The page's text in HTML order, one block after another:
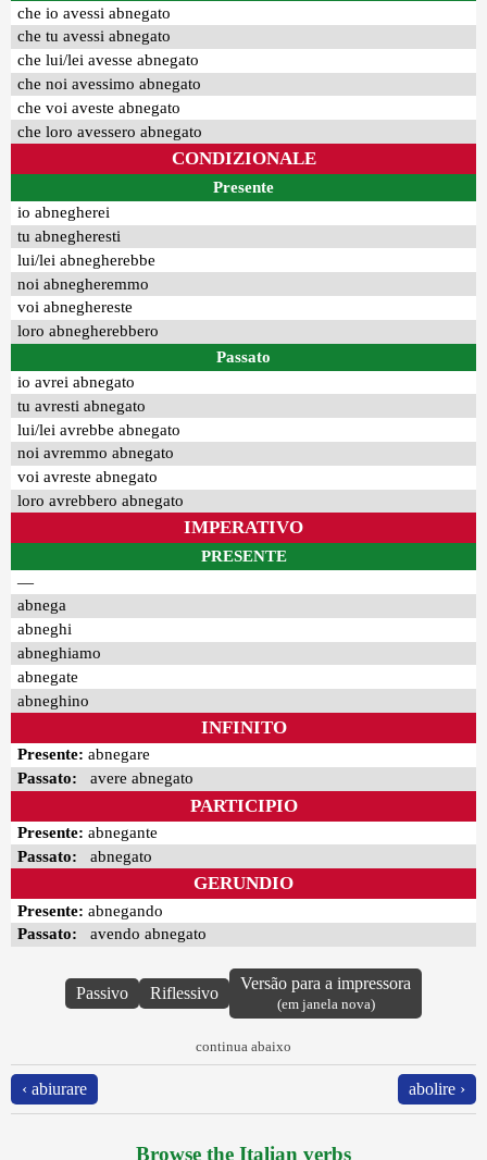
che io avessi abnegato
che tu avessi abnegato
che lui/lei avesse abnegato
che noi avessimo abnegato
che voi aveste abnegato
che loro avessero abnegato
CONDIZIONALE
Presente
io abnegherei
tu abnegheresti
lui/lei abnegherebbe
noi abnegheremmo
voi abneghereste
loro abnegherebbero
Passato
io avrei abnegato
tu avresti abnegato
lui/lei avrebbe abnegato
noi avremmo abnegato
voi avreste abnegato
loro avrebbero abnegato
IMPERATIVO
PRESENTE
—
abnega
abneghi
abneghiamo
abnegate
abneghino
INFINITO
Presente: abnegare
Passato: avere abnegato
PARTICIPIO
Presente: abnegante
Passato: abnegato
GERUNDIO
Presente: abnegando
Passato: avendo abnegato
Passivo Riflessivo
Versão para a impressora
(em janela nova)
continua abaixo
‹ abiurare abolire ›
Browse the Italian verbs